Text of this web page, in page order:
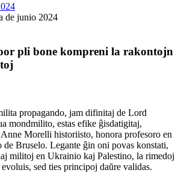
de junio 2024
pli bone kompreni la rakontojn
propagando, jam difinitaj de Lord
mondmilito, estas efike ĝisdatigitaj,
Morelli historiisto, honora profesoro en
Bruselo. Legante ĝin oni povas konstati,
militoj en Ukrainio kaj Palestino, la rimedoj
sed ties principoj daŭre validas.